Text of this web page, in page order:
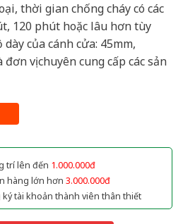
thời gian chống cháy có các
120 phút hoặc lâu hơn tùy
của cánh cửa: 45mm,
đơn vị chuyên cung cấp các sản
trí lên đến 1.000.000đ
hàng lớn hơn 3.000.000đ
tài khoản thành viên thân thiết